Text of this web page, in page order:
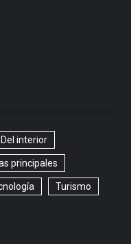
Del interior
principales
Turismo